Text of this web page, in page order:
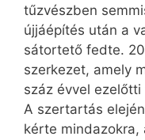
tűzvészben
újjáépítés után a
sátortető fedte.
szerkezet, amely
száz évvel
A szertartás
kérte